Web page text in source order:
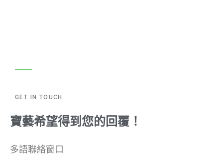
GET IN TOUCH
寶藝希望得到您的回覆！
多語聯絡窗口